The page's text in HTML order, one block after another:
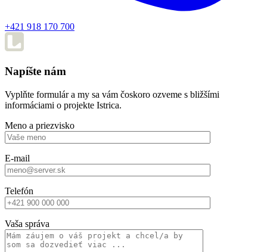
+421 918 170 700
Napíšte nám
Vyplňte formulár a my sa vám čoskoro ozveme s bližšími
informáciami o projekte Istrica.
Meno a priezvisko
E-mail
Telefón
Vaša správa